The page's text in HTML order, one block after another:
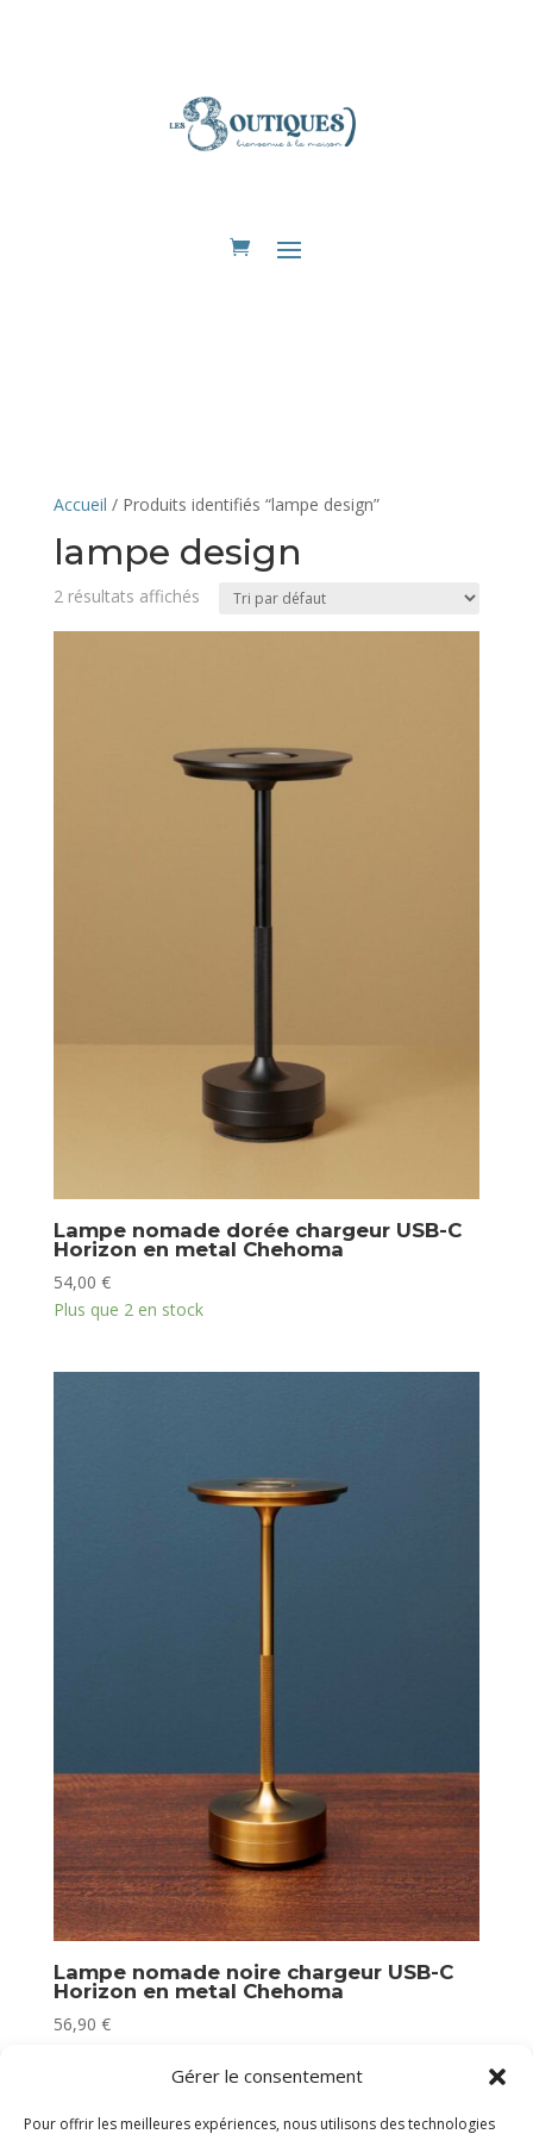
Gérer le consentement
Pour offrir les meilleures expériences, nous utilisons des technologies
Accueil / Produits identifiés “lampe design”
lampe design
2 résultats affichés
Lampe nomade dorée chargeur USB-C
Horizon en metal Chehoma
54,00 €
Plus que 2 en stock
Lampe nomade noire chargeur USB-C
Horizon en metal Chehoma
56,90 €